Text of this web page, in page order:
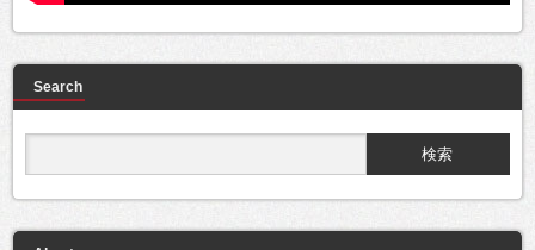
Search